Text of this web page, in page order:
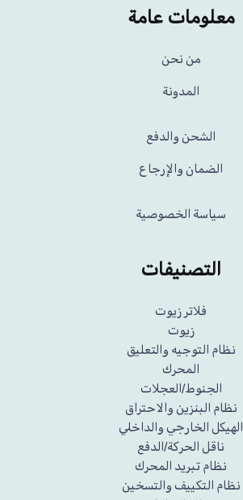
معلومات عامة
من نحن
المدونة
الشحن والدفع
الضمان والإرجاع
سياسة الخصوصية
التصنيفات
فلاتر زيوت
زيوت
نظام التوجيه والتعليق
المحرك
الجنوط/العجلات
نظام البنزين والاحتراق
الهيكل الخارجي والداخلي
ناقل الحركة/الدفع
نظام تبريد المحرك
نظام التكييف والتسخين